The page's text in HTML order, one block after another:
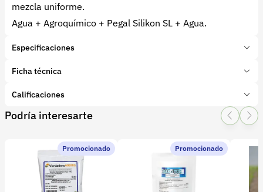
mezcla uniforme.
Agua + Agroquímico + Pegal Silikon SL + Agua.
Especificaciones
Marca: West Quimica
Tipo de producto:
Subcategoría:Coadyuvantes
Ficha técnica
Coadyuvante Pegal Silikon SL x
Calificaciones
1 Star
2 Star
3 Star4 Star
0 calificaciones
Podría interesarte
Promocionado Promocionado